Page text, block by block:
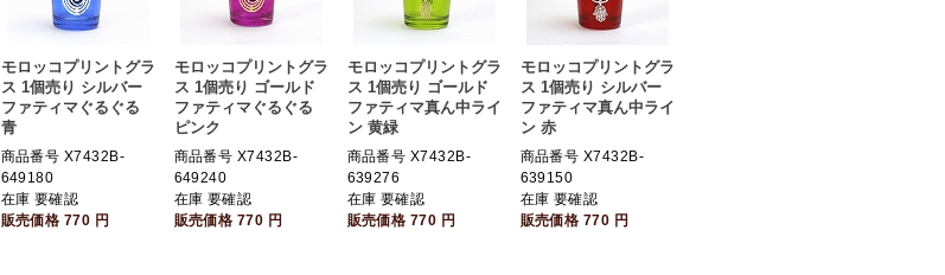
モロッコプリントグラ
ス 1個売り シルバー
ファティマぐるぐる
青
商品番号 X7432B-
649180
在庫 要確認
販売価格 770 円
モロッコプリントグラ
ス 1個売り ゴールド
ファティマぐるぐる
ピンク
商品番号 X7432B-
649240
在庫 要確認
販売価格 770 円
モロッコプリントグラ
ス 1個売り ゴールド
ファティマ真ん中ライ
ン 黄緑
商品番号 X7432B-
639276
在庫 要確認
販売価格 770 円
モロッコプリントグラ
ス 1個売り シルバー
ファティマ真ん中ライ
ン 赤
商品番号 X7432B-
639150
在庫 要確認
販売価格 770 円